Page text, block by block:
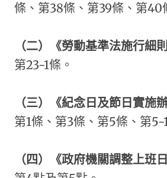
條、第38條、第39條、第40
（二）《勞動基準法施行細則
第23-1條。
（三）《紀念日及節日實施辦
第1條、第3條、第5條、第5-
（四）《政府機關調整上班